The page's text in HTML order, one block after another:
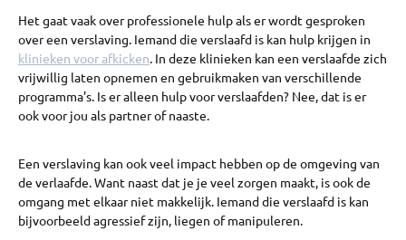
Het gaat vaak over professionele hulp als er wordt gesproken
over een verslaving. Iemand die verslaafd is kan hulp krijgen in
klinieken voor afkicken. In deze klinieken kan een verslaafde zich
vrijwillig laten opnemen en gebruikmaken van verschillende
programma’s. Is er alleen hulp voor verslaafden? Nee, dat is er
ook voor jou als partner of naaste.
Een verslaving kan ook veel impact hebben op de omgeving van
de verlaafde. Want naast dat je je veel zorgen maakt, is ook de
omgang met elkaar niet makkelijk. Iemand die verslaafd is kan
bijvoorbeeld agressief zijn, liegen of manipuleren.